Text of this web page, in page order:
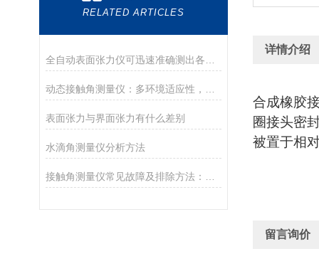
RELATED ARTICLES
表面张力与界面张力有什么差别
水滴角测量仪分析方法
详情介绍
合成橡胶
圈接头密
被置于相
留言询价